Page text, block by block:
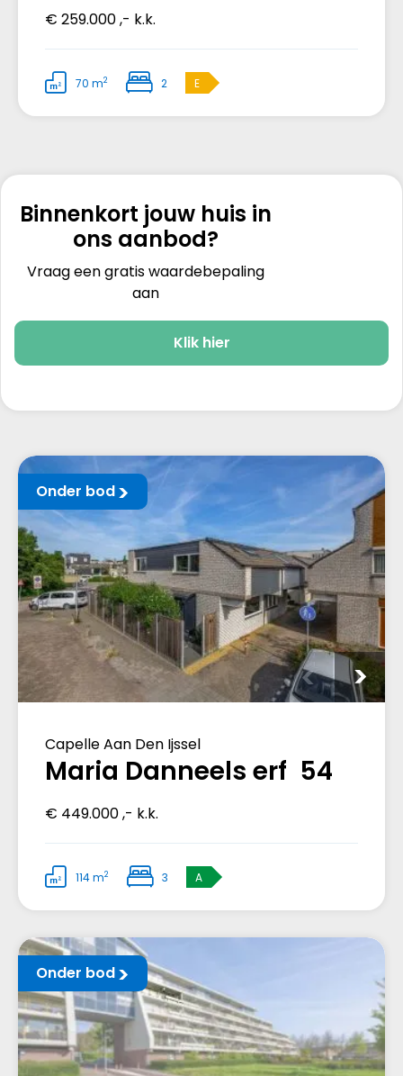
€ 259.000 ,- k.k.
70 m2 2 E
Binnenkort jouw huis in
ons aanbod?
Vraag een gratis waardebepaling
aan
Klik hier
Onder bod
Capelle Aan Den Ijssel
Maria Danneels erf 54
€ 449.000 ,- k.k.
114 m2 3 A
Onder bod